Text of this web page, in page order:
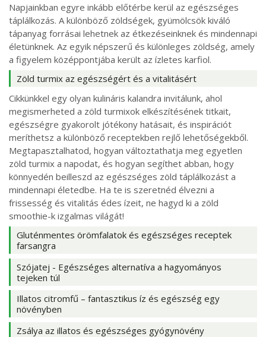
Napjainkban egyre inkább előtérbe kerül az egészséges
táplálkozás. A különböző zöldségek, gyümölcsök kiváló
tápanyag forrásai lehetnek az étkezéseinknek és mindennapi
életünknek. Az egyik népszerű és különleges zöldség, amely
a figyelem középpontjába került az ízletes karfiol.
Zöld turmix az egészségért és a vitalitásért
Cikkünkkel egy olyan kulináris kalandra invitálunk, ahol
megismerheted a zöld turmixok elkészítésének titkait,
egészségre gyakorolt jótékony hatásait, és inspirációt
meríthetsz a különböző receptekben rejlő lehetőségekből.
Megtapasztalhatod, hogyan változtathatja meg egyetlen
zöld turmix a napodat, és hogyan segíthet abban, hogy
könnyedén beilleszd az egészséges zöld táplálkozást a
mindennapi életedbe. Ha te is szeretnéd élvezni a
frissesség és vitalitás édes ízeit, ne hagyd ki a zöld
smoothie-k izgalmas világát!
Gluténmentes örömfalatok és egészséges receptek
farsangra
Szójatej - Egészséges alternatíva a hagyományos
tejeken túl
Illatos citromfű – fantasztikus íz és egészség egy
növényben
Zsálya az illatos és egészséges gyógynövény